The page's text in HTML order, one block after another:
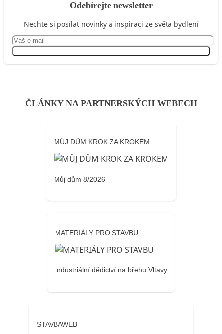
Odebírejte newsletter
Nechte si posílat novinky a inspiraci ze světa bydlení
ČLÁNKY NA PARTNERSKÝCH WEBECH
MŮJ DŮM KROK ZA KROKEM
Můj dům 8/2026
MATERIÁLY PRO STAVBU
Industriální dědictví na břehu Vltavy
STAVBAWEB